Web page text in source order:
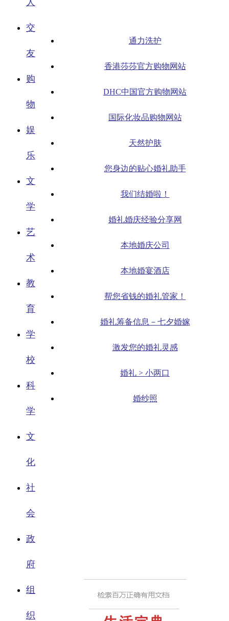
人
交
友
购
物
娱
乐
文
学
艺
术
教
育
学
校
科
学
文
化
社
会
政
府
组
织
通力洗护
香港莎莎官方购物网站
DHC中国官方购物网站
国际化妆品购物网站
天然护肤
您身边的贴心婚礼助手
我们结婚啦！
婚礼婚庆经验分享网
本地婚庆公司
本地婚宴酒店
帮您省钱的婚礼管家！
婚礼筹备信息－七夕婚嫁
激发您的婚礼灵感
婚礼 > 小两口
婚纱照